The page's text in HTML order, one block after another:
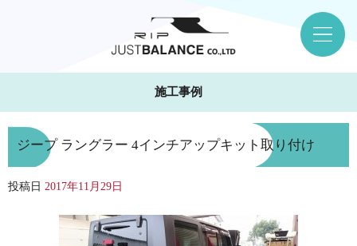
施工事例
ジープ ラングラー 4インチアップキット取り付け
投稿日 2017年11月29日